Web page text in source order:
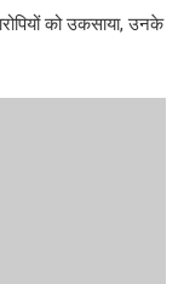
को उकसाया, उनके